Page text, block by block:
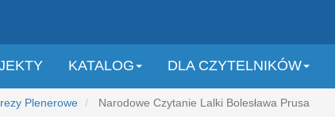
KATALOG DLA CZYTELNIKÓW
Plenerowe Narodowe Czytanie Lalki Bolesława Prusa